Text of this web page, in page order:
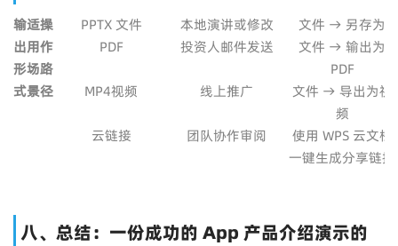
输
出
形
式
适
用
场
景
操
作
路
径
PPTX 文件 本地演讲或修改
文件 → 另存为
PDF
投资人邮件发送
文件 → 输出为
PDF
MP4视频
线上推广
文件 → 导出为视
频
云链接
团队协作审阅
使用 WPS 云文档
一键生成分享链接
八、总结：一份成功的 App 产品介绍演示的